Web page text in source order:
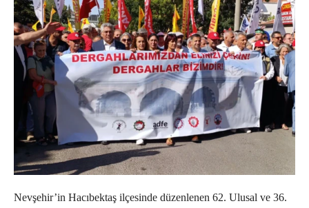
Nevşehir’in Hacıbektaş ilçesinde düzenlenen 62. Ulusal ve 36.